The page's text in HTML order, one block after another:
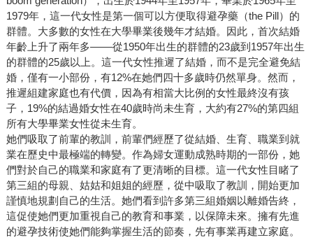
1979年，這一代女性是第一個可以方便取得避孕藥（the Pill）的
群體。大多數的女性在大學畢業後幾年才結婚。因此，首次結婚
年齡上升了兩年多––––從1950年出生的群體的23歲到1957年出生
的群體的25歲以上。這一代女性推遲了結婚，而不是完全避免結
婚，僅有一小部份，有12%在她們四十多歲時仍然單身。然而，
推遲組建家庭也有代價，因為有相當大比例的女性最終沒有孩
子，19%的結過婚女性在40歲時尚未生育，大約有27%的第四組
所有大學畢業女性從未生育。
她們吸取了前輩的教訓，前輩們經歷了從結婚、生育、職業到就
業在歷史中最極端的轉變。作為婦女運動成熟時期的一部份，她
們對於自己的職業和家庭有了更清晰的目標。這一代女性目睹了
第三組的母親、姑姑和姐姐的經歷，從中吸取了教訓，開始更加
謹慎地規劃自己的生活。她們看到許多第三組婚姻以離婚告終，
這促使她們更加重視自己的教育和事業，以保障未來。擁有先進
的避孕技術使她們能夠掌握生活的節奏，先有事業再建立家庭。